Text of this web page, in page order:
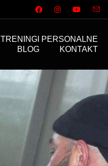
TRENINGI PERSONALNE
BLOG KONTAKT